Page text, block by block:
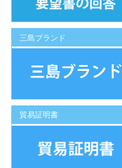
三島ブランド
貿易証明書